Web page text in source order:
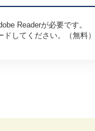
Readerが必要です。
してください。（無料）